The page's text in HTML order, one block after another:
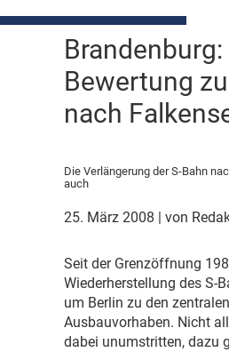
Brandenburg:
Bewertung
nach
Die Verlängerung der S-Bahn
auch
25. März 2008 | von
Seit der Grenzöffnung
Wiederherstellung des S-
um Berlin zu den zentralen
Ausbauvorhaben. Nicht
dabei unumstritten, dazu